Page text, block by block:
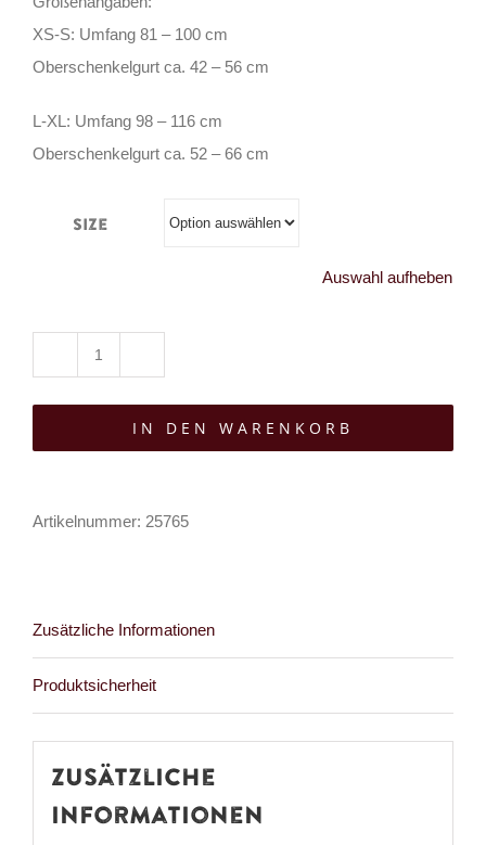
XS-S: Umfang 81 – 100 cm
Oberschenkelgurt ca. 42 – 56 cm
L-XL: Umfang 98 – 116 cm
Oberschenkelgurt ca. 52 – 66 cm
Size
Auswahl aufheben
Gürtel
Craw
IN DEN WARENKORB
Artikelnummer: 25765
Zusätzliche Informationen
Produktsicherheit
Zusätzliche
Informationen